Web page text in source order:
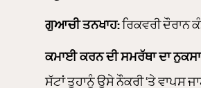
ਗੁਆਚੀ ਤਨਖਾਹ:ਰਿਕਵਰੀ ਦੌਰਾਨ
ਕਮਾਈ ਕਰਨ ਦੀ ਸਮਰੱਥਾ ਦਾ
ਸੱਟਾਂ ਤੁਹਾਨੂੰ ਉਸੇ ਨੌਕਰੀ ‘ਤੇ ਵਾਪਸ